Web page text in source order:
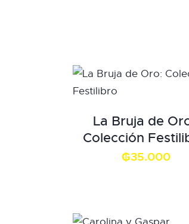
La Bruja de
Colección
₲35.000